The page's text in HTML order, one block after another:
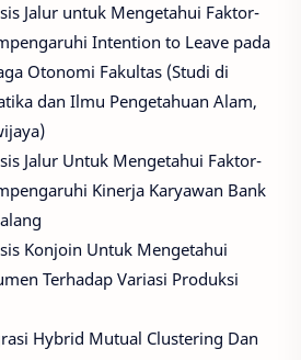
Jalur untuk Mengetahui Faktor-
Intention to Leave pada
Otonomi Fakultas (Studi di
dan Ilmu Pengetahuan Alam,
Jalur Untuk Mengetahui Faktor-
Kinerja Karyawan Bank
Konjoin Untuk Mengetahui
Terhadap Variasi Produksi
Hybrid Mutual Clustering Dan